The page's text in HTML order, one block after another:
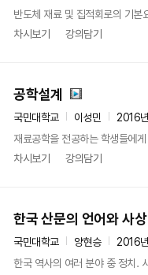
반도체 재료 및 집적회로의 기
차시보기
강의담기
공학설계
국민대학교 이성민
2016
재료공학을 전공하는 학생들에
차시보기
강의담기
한국 산문의 언어와 사상
국민대학교 양현승
2016
한국 역사의 여러 분야 중 정치.